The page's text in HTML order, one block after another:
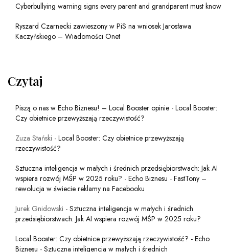
Cyberbullying warning signs every parent and grandparent must know
Ryszard Czarnecki zawieszony w PiS na wniosek Jarosława
Kaczyńskiego – Wiadomości Onet
Czytaj
Piszą o nas w Echo Biznesu! – Local Booster opinie - Local Booster:
Czy obietnice przewyższają rzeczywistość?
Zuza Stański - Local Booster: Czy obietnice przewyższają
rzeczywistość?
Sztuczna inteligencja w małych i średnich przedsiębiorstwach: Jak AI
wspiera rozwój MŚP w 2025 roku? - Echo Biznesu - FastTony –
rewolucja w świecie reklamy na Facebooku
Jurek Gnidowski - Sztuczna inteligencja w małych i średnich
przedsiębiorstwach: Jak AI wspiera rozwój MŚP w 2025 roku?
Local Booster: Czy obietnice przewyższają rzeczywistość? - Echo
Biznesu - Sztuczna inteligencja w małych i średnich